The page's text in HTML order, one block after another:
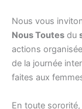
Nous vous
Nous Toutes du
actions
de la journée
faites aux
En toute sororité,